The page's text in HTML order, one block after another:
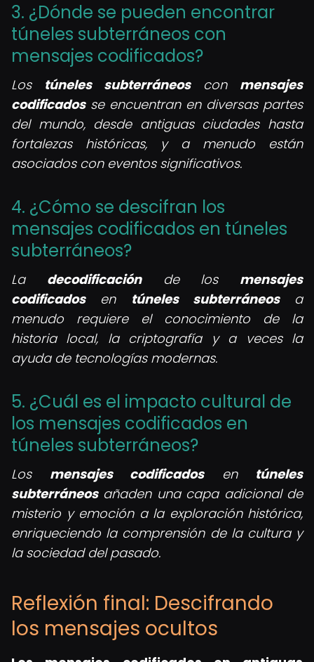
3. ¿Dónde se pueden encontrar
túneles subterráneos con
mensajes codificados?
Los túneles subterráneoscon mensajes
codificadosse encuentran en diversas partes
del mundo, desde antiguas ciudades hasta
fortalezas históricas, y a menudo están
asociados con eventos significativos.
4. ¿Cómo se descifran los
mensajes codificados en túneles
subterráneos?
La decodificaciónde los mensajes
codificadosen túneles subterráneosa
menudo requiere el conocimiento de la
historia local, la criptografía y a veces la
ayuda de tecnologías modernas.
5. ¿Cuál es el impacto cultural de
los mensajes codificados en
túneles subterráneos?
Los mensajes codificadosen túneles
subterráneosañaden una capa adicional de
misterio y emoción a la exploración histórica,
enriqueciendo la comprensión de la cultura y
la sociedad del pasado.
Reflexión final: Descifrando
los mensajes ocultos